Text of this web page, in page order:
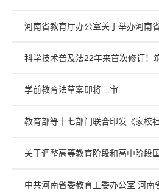
河南省教育厅办公室关于举办河南
科学技术普及法22年来首次修订！
学前教育法草案即将三审
教育部等十七部门联合印发《家校
关于调整高等教育阶段和高中阶段
中共河南省委教育工委办公室 河